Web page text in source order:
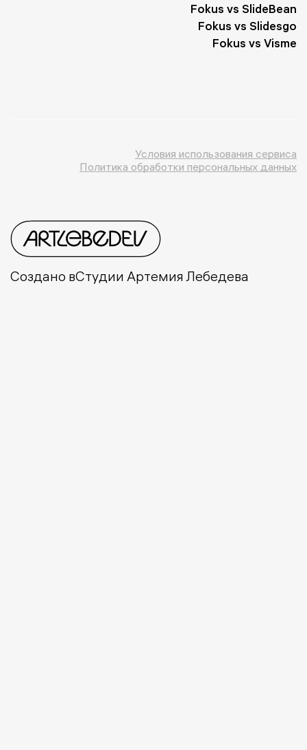
Fokus vs SlideBean
Fokus vs Slidesgo
Fokus vs Visme
Условия использования сервиса
Политика обработки персональных данных
Создано вСтудии Артемия Лебедева